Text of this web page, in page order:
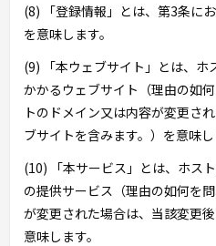
(8) 「登録情報」とは、第3条に
を意味します。
(9) 「本ウェブサイト」とは、ホ
かかるウェブサイト（理由の如
トのドメイン又は内容が変更さ
ブサイトを含みます。）を意味し
(10) 「本サービス」とは、ホス
の提供サービス（理由の如何を
が変更された場合は、当該変更
意味します。